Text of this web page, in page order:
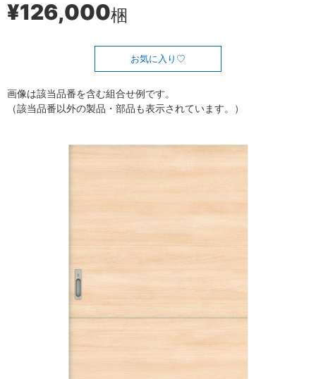
¥126,000梱
お気に入り
画像は該当品番を含む組合せ例です。
（該当品番以外の製品・部品も表示されています。）